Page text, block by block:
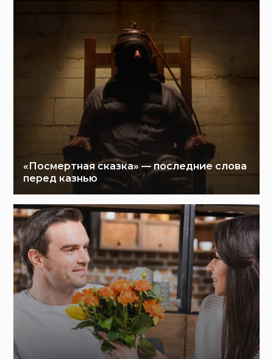
«Посмертная сказка» — последние слова
перед казнью